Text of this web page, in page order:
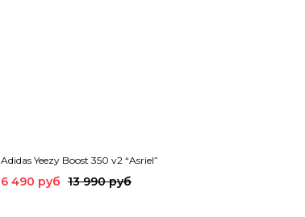
Adidas Yeezy Boost 350 v2 “Asriel”
6 490 руб 13 990 руб